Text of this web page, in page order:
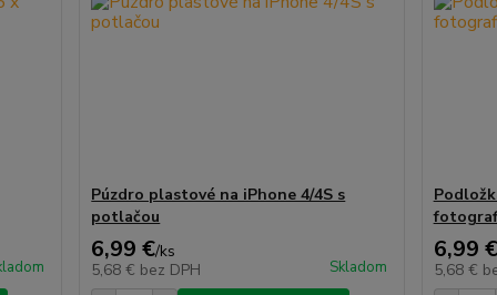
Púzdro plastové na iPhone 4/4S s
potlačou
6,99 €/ks
5,68 € bez DPH Skladom
6,99 €
5,68 €